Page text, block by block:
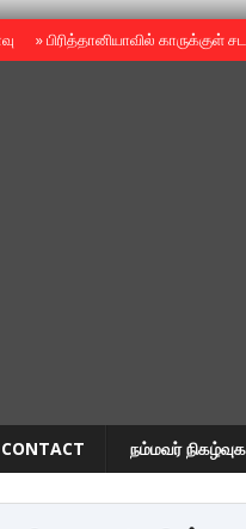
»பிரித்தானியாவில் காருக்குள்
CONTACT நம்மவர்